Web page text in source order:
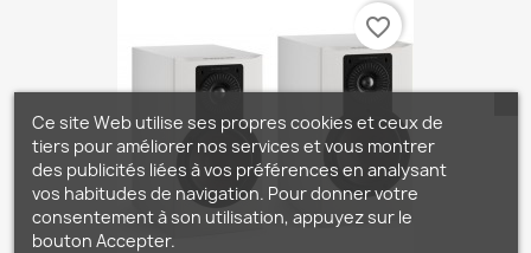
favorite_border
Ce site Web utilise ses propres cookies et ceux de
tiers pour améliorer nos services et vous montrer
des publicités liées à vos préférences en analysant
vos habitudes de navigation. Pour donner votre
consentement à son utilisation, appuyez sur le
bouton Accepter.